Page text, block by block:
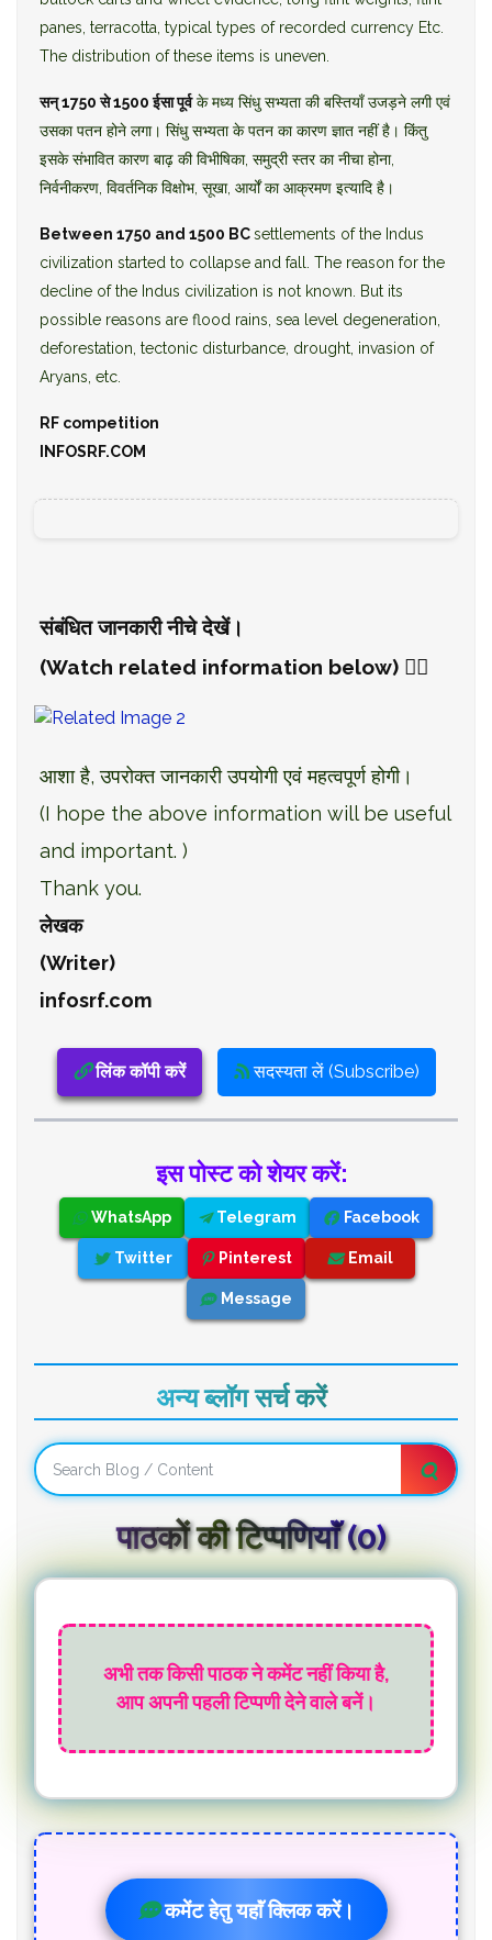
panes, terracotta, typical types of recorded currency Etc.
The distribution of these items is uneven.
सन् 1750 से 1500 ईसा पूर्वके मध्य सिंधु सभ्यता की बस्तियाँ उजड़ने लगी एवं
उसका पतन होने लगा। सिंधु सभ्यता के पतन का कारण ज्ञात नहीं है। किंतु
इसके संभावित कारण बाढ़ की विभीषिका, समुद्री स्तर का नीचा होना,
निर्वनीकरण, विवर्तनिक विक्षोभ, सूखा, आर्यों का आक्रमण इत्यादि है।
Between 1750 and 1500 BCsettlements of the Indus
civilization started to collapse and fall. The reason for the
decline of the Indus civilization is not known. But its
possible reasons are flood rains, sea level degeneration,
deforestation, tectonic disturbance, drought, invasion of
Aryans, etc.
RF competition
INFOSRF.COM
संबंधित जानकारी नीचे देखें।
(Watch related information below) 👇🏻
आशा है, उपरोक्त जानकारी उपयोगी एवं महत्वपूर्ण होगी।
(I hope the above information will be useful
and important. )
Thank you.
लेखक
(Writer)
infosrf.com
लिंक कॉपी करें सदस्यता लें (Subscribe)
इस पोस्ट को शेयर करें:
WhatsApp Telegram Facebook
Twitter Pinterest Email
Message
अन्य ब्लॉग सर्च करें
पाठकों की टिप्पणियाॅं (0)
अभी तक किसी पाठक ने कमेंट नहीं किया है,
आप अपनी पहली टिप्पणी देने वाले बनें।
कमेंट हेतु यहाॅं क्लिक करें।